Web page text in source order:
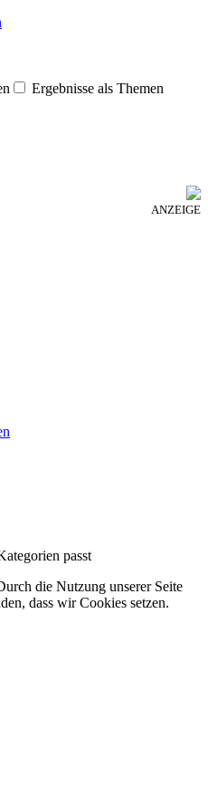
Ergebnisse als Themen
ANZEIGE
passt
die Nutzung unserer Seite
dass wir Cookies setzen.